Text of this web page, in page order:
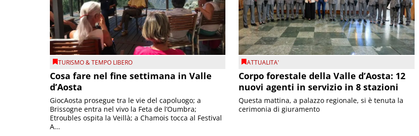
TURISMO & TEMPO LIBERO
Cosa fare nel fine settimana in Valle
d’Aosta
GiocAosta prosegue tra le vie del capoluogo; a
Brissogne entra nel vivo la Feta de l’Oumbra;
Etroubles ospita la Veillà; a Chamois tocca al Festival
A...
ATTUALITA'
Corpo forestale della Valle d’Aosta: 12
nuovi agenti in servizio in 8 stazioni
Questa mattina, a palazzo regionale, si è tenuta la
cerimonia di giuramento